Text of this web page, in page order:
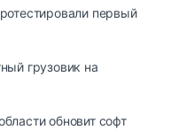
первый
грузовик на
обновит софт